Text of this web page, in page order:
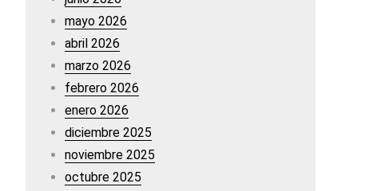
mayo 2026
abril 2026
marzo 2026
febrero 2026
enero 2026
diciembre 2025
noviembre 2025
octubre 2025